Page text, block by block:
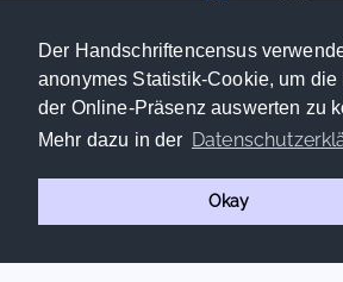
Der Handschriftencensus
anonymes Statistik-Cookie, um die
der Online-Präsenz auswerten zu
Mehr dazu in der
Okay